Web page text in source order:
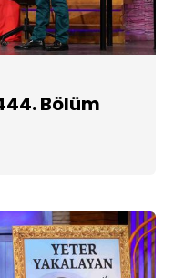
Bölüm